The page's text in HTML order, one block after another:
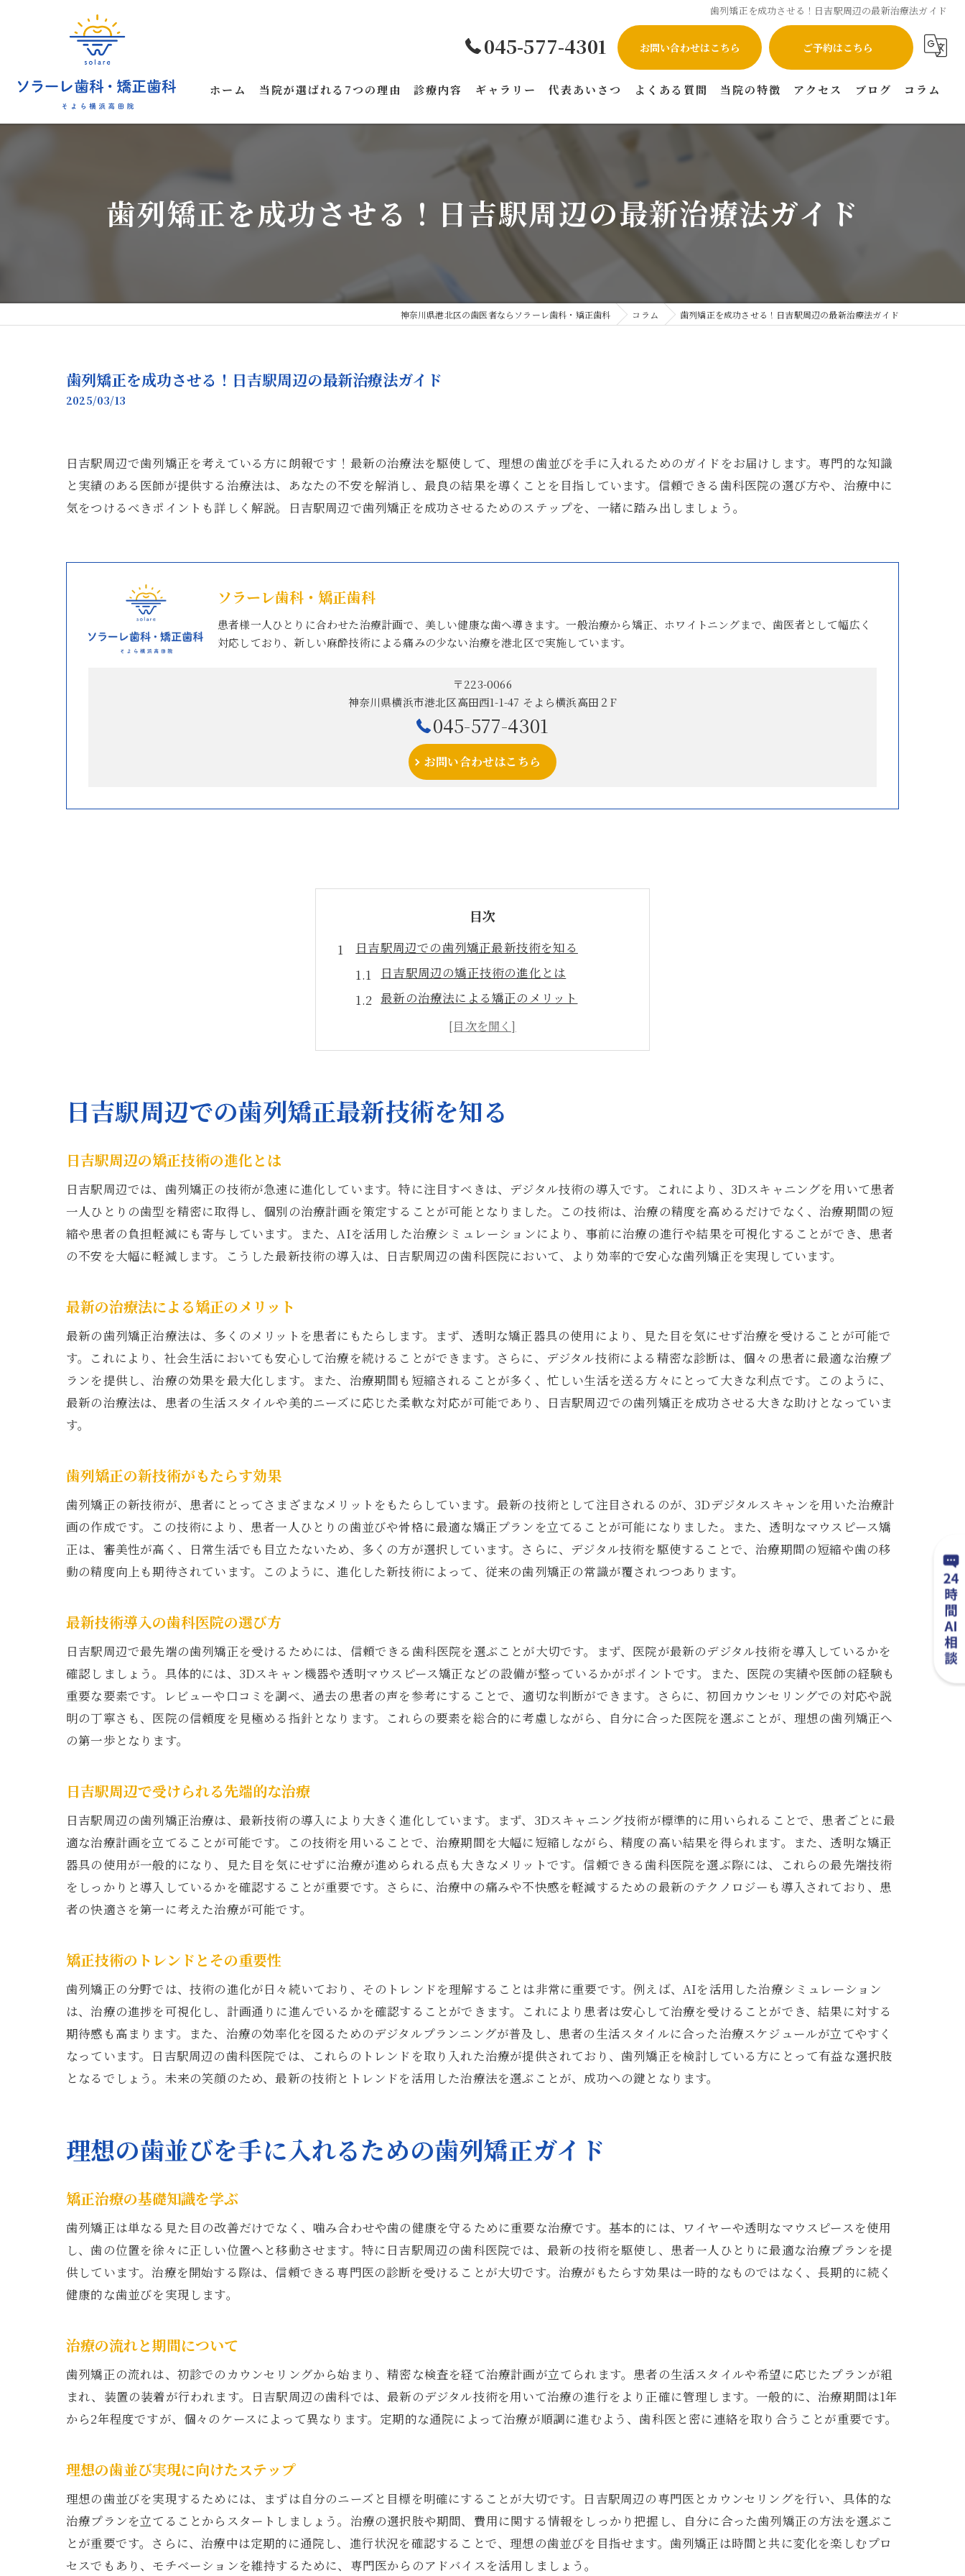
歯列矯正を成功させる！日吉駅周辺の最新治療法ガイド
045-577-4301 お問い合わせはこちら ご予約はこちら
ホーム 当院が選ばれる7つの理由 診療内容 ギャラリー 代表あいさつ よくある質問 当院の特徴
虫歯
セラミック
マウスピース矯正
アクセス ブログ コラム
歯列矯正を成功させる！日吉駅周辺の最新治療法ガイド
神奈川県港北区の歯医者ならソラーレ歯科・矯正歯科 コラム 歯列矯正を成功させる！日吉駅周辺の最新治療法ガイド
歯列矯正を成功させる！日吉駅周辺の最新治療法ガイド
2025/03/13
日吉駅周辺で歯列矯正を考えている方に朗報です！最新の治療法を駆使して、理想の歯並びを手に入れるためのガイドをお届けします。専門的な知識
と実績のある医師が提供する治療法は、あなたの不安を解消し、最良の結果を導くことを目指しています。信頼できる歯科医院の選び方や、治療中に
気をつけるべきポイントも詳しく解説。日吉駅周辺で歯列矯正を成功させるためのステップを、一緒に踏み出しましょう。
ソラーレ歯科・矯正歯科
患者様一人ひとりに合わせた治療計画で、美しい健康な歯へ導きます。一般治療から矯正、ホワイトニングまで、歯医者として幅広く
対応しており、新しい麻酔技術による痛みの少ない治療を港北区で実施しています。
〒223-0066
神奈川県横浜市港北区高田西1-1-47 そよら横浜高田２F
045-577-4301
お問い合わせはこちら
目次
日吉駅周辺での歯列矯正最新技術を知る
日吉駅周辺の矯正技術の進化とは
最新の治療法による矯正のメリット
歯列矯正の新技術がもたらす効果
最新技術導入の歯科医院の選び方
矯正技術のトレンドとその重要性
理想の歯並びを手に入れるための歯列矯正ガイド
理想の歯並び実現に向けたステップ
歯列矯正における期待と現実
効果的な治療計画の立て方
日吉駅周辺の評判の良い医院リスト
医院選びで確認すべきこと
信頼関係を築くための医師選び
矯正治療開始前の準備
治療中のモチベーションの維持方法
治療計画に沿った実践方法
経過観察とその重要性
治療中に知っておきたい口腔ケアのポイント
矯正中の歯磨き方法
食事の選び方と注意点
口腔衛生を守るための習慣
専門医が教える歯列矯正の進化とメリット
歯列矯正の歴史とその進化
最新矯正技術のメリットと効果
日吉駅周辺の歯科医が提供する最新の矯正方法
日吉駅周辺で受けられる最新治療
歯科医が提供する革新的矯正技術
最新矯正法の選び方とその特徴
最新技術を駆使した治療の流れ
矯正治療に対する心の準備
患者としての積極的な姿勢
治療効果を高めるための心構え
日吉駅周辺での歯列矯正最新技術を知る
日吉駅周辺の矯正技術の進化とは
日吉駅周辺では、歯列矯正の技術が急速に進化しています。特に注目すべきは、デジタル技術の導入です。これにより、3Dスキャニングを用いて患者
一人ひとりの歯型を精密に取得し、個別の治療計画を策定することが可能となりました。この技術は、治療の精度を高めるだけでなく、治療期間の短
縮や患者の負担軽減にも寄与しています。また、AIを活用した治療シミュレーションにより、事前に治療の進行や結果を可視化することができ、患者
の不安を大幅に軽減します。こうした最新技術の導入は、日吉駅周辺の歯科医院において、より効率的で安心な歯列矯正を実現しています。
最新の治療法による矯正のメリット
最新の歯列矯正治療法は、多くのメリットを患者にもたらします。まず、透明な矯正器具の使用により、見た目を気にせず治療を受けることが可能で
す。これにより、社会生活においても安心して治療を続けることができます。さらに、デジタル技術による精密な診断は、個々の患者に最適な治療プ
ランを提供し、治療の効果を最大化します。また、治療期間も短縮されることが多く、忙しい生活を送る方々にとって大きな利点です。このように、
最新の治療法は、患者の生活スタイルや美的ニーズに応じた柔軟な対応が可能であり、日吉駅周辺での歯列矯正を成功させる大きな助けとなっていま
す。
歯列矯正の新技術がもたらす効果
歯列矯正の新技術が、患者にとってさまざまなメリットをもたらしています。最新の技術として注目されるのが、3Dデジタルスキャンを用いた治療計
画の作成です。この技術により、患者一人ひとりの歯並びや骨格に最適な矯正プランを立てることが可能になりました。また、透明なマウスピース矯
正は、審美性が高く、日常生活でも目立たないため、多くの方が選択しています。さらに、デジタル技術を駆使することで、治療期間の短縮や歯の移
動の精度向上も期待されています。このように、進化した新技術によって、従来の歯列矯正の常識が覆されつつあります。
最新技術導入の歯科医院の選び方
日吉駅周辺で最先端の歯列矯正を受けるためには、信頼できる歯科医院を選ぶことが大切です。まず、医院が最新のデジタル技術を導入しているかを
確認しましょう。具体的には、3Dスキャン機器や透明マウスピース矯正などの設備が整っているかがポイントです。また、医院の実績や医師の経験も
重要な要素です。レビューや口コミを調べ、過去の患者の声を参考にすることで、適切な判断ができます。さらに、初回カウンセリングでの対応や説
明の丁寧さも、医院の信頼度を見極める指針となります。これらの要素を総合的に考慮しながら、自分に合った医院を選ぶことが、理想の歯列矯正へ
の第一歩となります。
日吉駅周辺で受けられる先端的な治療
日吉駅周辺の歯列矯正治療は、最新技術の導入により大きく進化しています。まず、3Dスキャニング技術が標準的に用いられることで、患者ごとに最
適な治療計画を立てることが可能です。この技術を用いることで、治療期間を大幅に短縮しながら、精度の高い結果を得られます。また、透明な矯正
器具の使用が一般的になり、見た目を気にせずに治療が進められる点も大きなメリットです。信頼できる歯科医院を選ぶ際には、これらの最先端技術
をしっかりと導入しているかを確認することが重要です。さらに、治療中の痛みや不快感を軽減するための最新のテクノロジーも導入されており、患
者の快適さを第一に考えた治療が可能です。
矯正技術のトレンドとその重要性
歯列矯正の分野では、技術の進化が日々続いており、そのトレンドを理解することは非常に重要です。例えば、AIを活用した治療シミュレーション
は、治療の進捗を可視化し、計画通りに進んでいるかを確認することができます。これにより患者は安心して治療を受けることができ、結果に対する
期待感も高まります。また、治療の効率化を図るためのデジタルプランニングが普及し、患者の生活スタイルに合った治療スケジュールが立てやすく
なっています。日吉駅周辺の歯科医院では、これらのトレンドを取り入れた治療が提供されており、歯列矯正を検討している方にとって有益な選択肢
となるでしょう。未来の笑顔のため、最新の技術とトレンドを活用した治療法を選ぶことが、成功への鍵となります。
理想の歯並びを手に入れるための歯列矯正ガイド
矯正治療の基礎知識を学ぶ
歯列矯正は単なる見た目の改善だけでなく、噛み合わせや歯の健康を守るために重要な治療です。基本的には、ワイヤーや透明なマウスピースを使用
し、歯の位置を徐々に正しい位置へと移動させます。特に日吉駅周辺の歯科医院では、最新の技術を駆使し、患者一人ひとりに最適な治療プランを提
供しています。治療を開始する際は、信頼できる専門医の診断を受けることが大切です。治療がもたらす効果は一時的なものではなく、長期的に続く
健康的な歯並びを実現します。
治療の流れと期間について
歯列矯正の流れは、初診でのカウンセリングから始まり、精密な検査を経て治療計画が立てられます。患者の生活スタイルや希望に応じたプランが組
まれ、装置の装着が行われます。日吉駅周辺の歯科では、最新のデジタル技術を用いて治療の進行をより正確に管理します。一般的に、治療期間は1年
から2年程度ですが、個々のケースによって異なります。定期的な通院によって治療が順調に進むよう、歯科医と密に連絡を取り合うことが重要です。
理想の歯並び実現に向けたステップ
理想の歯並びを実現するためには、まずは自分のニーズと目標を明確にすることが大切です。日吉駅周辺の専門医とカウンセリングを行い、具体的な
治療プランを立てることからスタートしましょう。治療の選択肢や期間、費用に関する情報をしっかり把握し、自分に合った歯列矯正の方法を選ぶこ
とが重要です。さらに、治療中は定期的に通院し、進行状況を確認することで、理想の歯並びを目指せます。歯列矯正は時間と共に変化を楽しむプロ
セスでもあり、モチベーションを維持するために、専門医からのアドバイスを活用しましょう。